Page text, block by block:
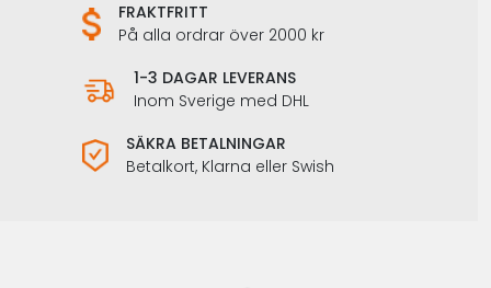
FRAKTFRITT
På alla ordrar över 2000 kr
1-3 DAGAR LEVERANS
Inom Sverige med DHL
SÄKRA BETALNINGAR
Betalkort, Klarna eller Swish